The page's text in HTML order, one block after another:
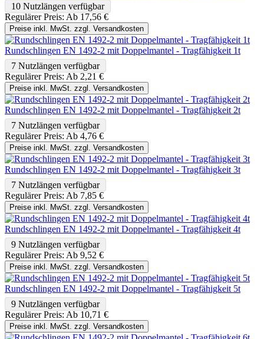
10 Nutzlängen verfügbar
Regulärer Preis: Ab 17,56 €
Preise inkl. MwSt. zzgl. Versandkosten
Rundschlingen EN 1492-2 mit Doppelmantel - Tragfähigkeit 1t
7 Nutzlängen verfügbar
Regulärer Preis: Ab 2,21 €
Preise inkl. MwSt. zzgl. Versandkosten
Rundschlingen EN 1492-2 mit Doppelmantel - Tragfähigkeit 2t
7 Nutzlängen verfügbar
Regulärer Preis: Ab 4,76 €
Preise inkl. MwSt. zzgl. Versandkosten
Rundschlingen EN 1492-2 mit Doppelmantel - Tragfähigkeit 3t
7 Nutzlängen verfügbar
Regulärer Preis: Ab 7,85 €
Preise inkl. MwSt. zzgl. Versandkosten
Rundschlingen EN 1492-2 mit Doppelmantel - Tragfähigkeit 4t
9 Nutzlängen verfügbar
Regulärer Preis: Ab 9,52 €
Preise inkl. MwSt. zzgl. Versandkosten
Rundschlingen EN 1492-2 mit Doppelmantel - Tragfähigkeit 5t
9 Nutzlängen verfügbar
Regulärer Preis: Ab 10,71 €
Preise inkl. MwSt. zzgl. Versandkosten